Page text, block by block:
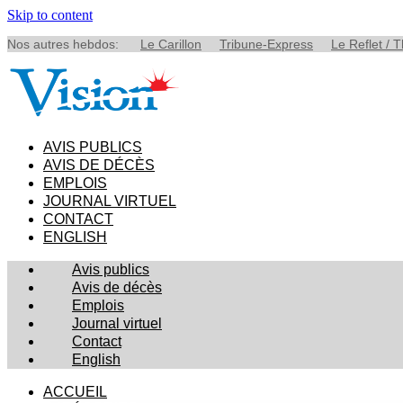
Skip to content
Nos autres hebdos: Le Carillon Tribune-Express Le Reflet /
AVIS PUBLICS
AVIS DE DÉCÈS
EMPLOIS
JOURNAL VIRTUEL
CONTACT
ENGLISH
Avis publics
Avis de décès
Emplois
Journal virtuel
Contact
English
ACCUEIL